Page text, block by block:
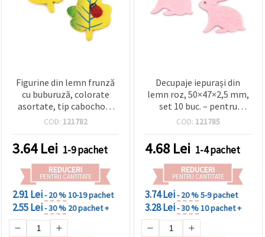
Figurine din lemn frunză
cu buburuză, colorate
asortate, tip cabochon,
39x34x6 mm - set 5 bucăți
COD: 121782
3.64Lei 1-9 pachet
REDUCERI
PENTRU CANTITATE
2.91 Lei- 20 %10-19 pachet
2.55 Lei- 30 % 20 pachet +
Decupaje iepurași din
lemn roz, 50×47×2,5 mm,
set 10 buc. – pentru
decorațiuni,
cardmaking și proiecte de
Paște
COD: 121785
4.68 Lei 1-4 pachet
REDUCERI
PENTRU CANTITATE
3.74 Lei- 20 %5-9 pachet
3.28 Lei- 30 %10 pachet +